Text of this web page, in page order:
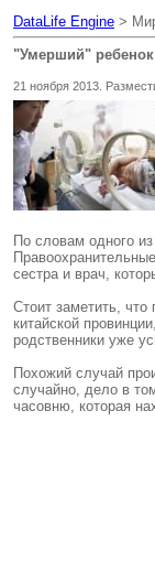
DataLife Engine >
"Умерший"
21 ноября 2013.
По словам одного
сестра и врач,
Стоит заметить,
китайской
родственники уже
Похожий случай
случайно, дело в
часовню, которая